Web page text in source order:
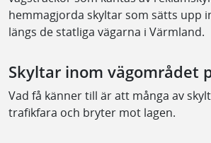
hemmagjorda skyltar som sätts upp
längs de statliga vägarna i Värmland.
Skyltar inom vägområdet
Vad få känner till är att många av
trafikfara och bryter mot lagen.